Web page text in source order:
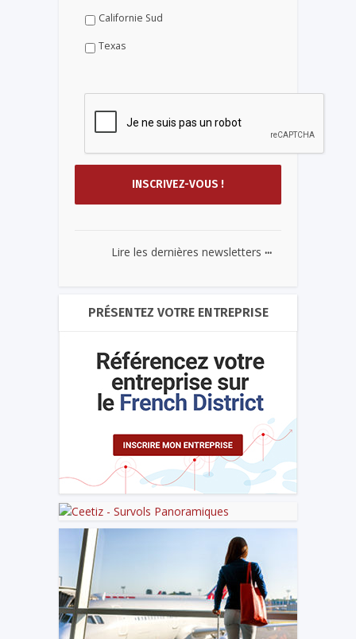
Californie Sud
Texas
Lire les dernières newsletters ...
PRÉSENTEZ VOTRE ENTREPRISE